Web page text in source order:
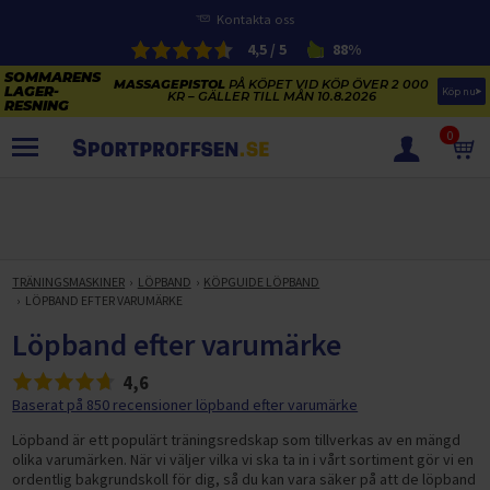
Kontakta oss
4,5 / 5 88%
MASSAGEPISTOLPÅ KÖPET VID KÖP ÖVER 2 000
KR – GÄLLER TILL MÅN 10.8.2026 Köp nu
0
ELCYKLARNAS SOMMARFÖRSÄLJNING
REA PÅ STUDSMATTOR
SOMMARREA PÅ TRÄNING OCH STYRKETRÄNING
CYKELTILLBEHÖR & RESERVDELAR OUTLET
HÄLSA & VÄLMÅENDE – SÄSONGSRENSNING
Paketerbjudanden
ELCYKLAR
ELCYKLAR DAM
ELCYKLAR HERR
ELCYKLAR CITY
SOMMARIDROTT
STUDSMATTOR
KAJAKER
STYRKETRÄNING
BÄNKAR OCH STÄLLNINGAR
TRÄNINGSMASKINER
TRÄNINGSMASKINER LÖPBAND
KÖPGUIDE LÖPBAND
LÖPBAND EFTER VARUMÄRKE
Löpband efter varumärke
4,6
Baserat på 850 recensioner löpband efter varumärke
Löpband är ett populärt träningsredskap som tillverkas av en mängd
olika varumärken. När vi väljer vilka vi ska ta in i vårt sortiment gör vi en
ordentlig bakgrundskoll för dig, så du kan vara säker på att de löpband